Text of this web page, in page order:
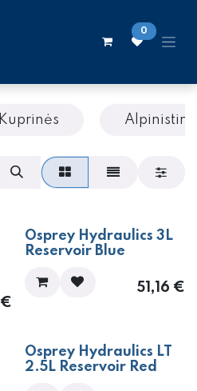
0
Kuprinės
€
Osprey Hydraulics 3L
Reservoir Blue
51,16 €
Osprey Hydraulics LT
2.5L Reservoir Red